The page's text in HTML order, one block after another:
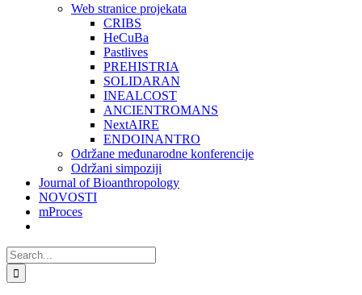
Web stranice projekata
CRIBS
HeCuBa
Pastlives
PREHISTRIA
SOLIDARAN
INEALCOST
ANCIENTROMANS
NextAIRE
ENDOINANTRO
Održane međunarodne konferencije
Održani simpoziji
Journal of Bioanthropology
NOVOSTI
mProces
Search
for: